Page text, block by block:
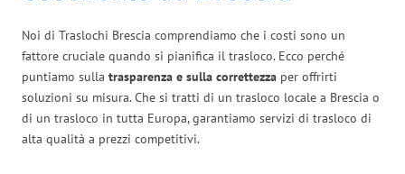
Noi di Traslochi Brescia comprendiamo che i costi sono un
fattore cruciale quando si pianifica il trasloco. Ecco perché
puntiamo sulla trasparenza e sulla correttezza per offrirti
soluzioni su misura. Che si tratti di un trasloco locale a Brescia o
di un trasloco in tutta Europa, garantiamo servizi di trasloco di
alta qualità a prezzi competitivi.